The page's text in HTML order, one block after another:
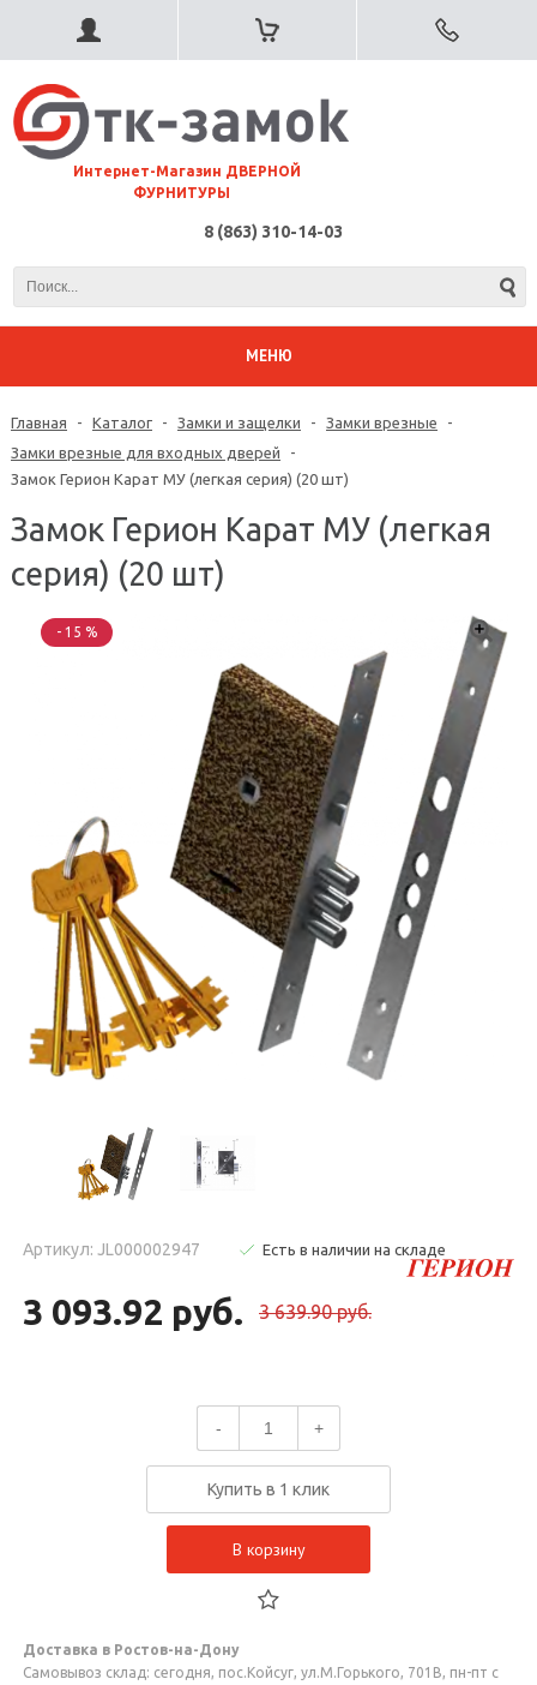
⠀Интернет-Магазин ДВЕРНОЙ
ФУРНИТУРЫ
8 (863) 310-14-03
МЕНЮ
Главная - Каталог - Замки и защелки - Замки врезные
-
Замки врезные для входных дверей
-
Замок Герион Карат МУ (легкая серия) (20 шт)
Замок Герион Карат МУ (легкая
серия) (20 шт)
- 15 %
Артикул: JL000002947 Есть в наличии на складе
3 093.92 руб. 3 639.90 руб.
- +
Купить в 1 клик
В корзину
Доставка в Ростов-на-Дону
Самовывоз склад: сегодня, пос.Койсуг, ул.М.Горького, 701В, пн-пт с